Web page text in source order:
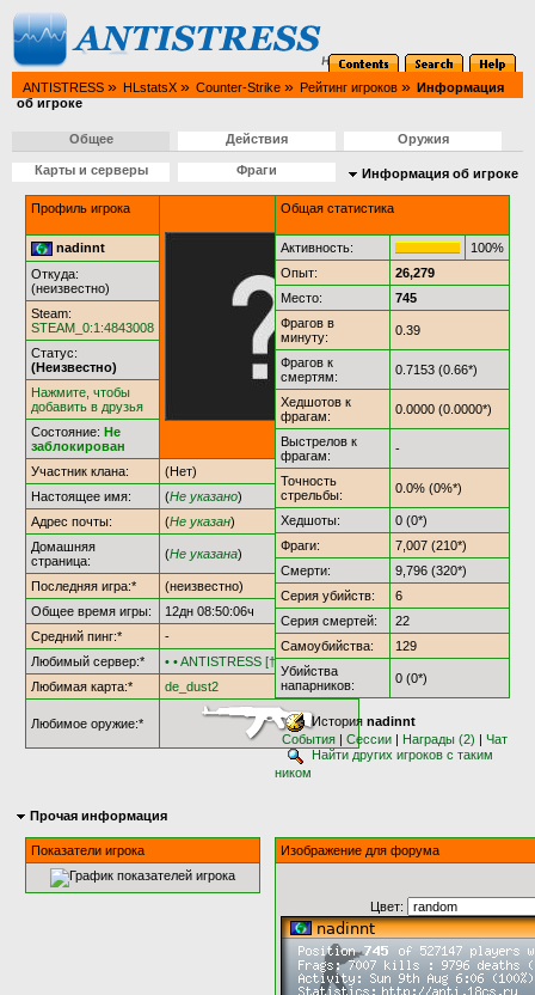
ANTISTRESS » HLstatsX » Counter-Strike » Рейтинг игроков » Информация
об игроке
Общее Действия Оружия
Карты и серверы Фраги Информация об игроке
Профиль игрока
nadinnt
Откуда:
(неизвестно)
Steam:
STEAM_0:1:4843008
Статус:
(Неизвестно)
Нажмите, чтобы
добавить в друзья
Состояние: Не
заблокирован
Участник клана:
(Нет)
Настоящее имя:
(Не указано)
Адрес почты:
(Не указан)
Домашняя
страница:
(Не указана)
Последняя игра:*
(неизвестно)
Общее время игры:
12дн 08:50:06ч
Средний пинг:*
-
Любимый сервер:*
• • ANTISTRESS [†AS18†] • •
Любимая карта:*
de_dust2
Любимое оружие:*
Общая статистика
Активность:
100%
Опыт:
26,279
Место:
745
Фрагов в
минуту:
0.39
Фрагов к
смертям:
0.7153 (0.66*)
Хедшотов к
фрагам:
0.0000 (0.0000*)
Выстрелов к
фрагам:
-
Точность
стрельбы:
0.0% (0%*)
Хедшоты:
0 (0*)
Фраги:
7,007 (210*)
Смерти:
9,796 (320*)
Серия убийств:
6
Серия смертей:
22
Самоубийства:
129
Убийства
напарников:
0 (0*)
Историяnadinnt
События |Сессии | Награды (2) |Чат
Найти других игроков с таким
ником
Прочая информация
Показатели игрока Изображение для форума
Цвет: